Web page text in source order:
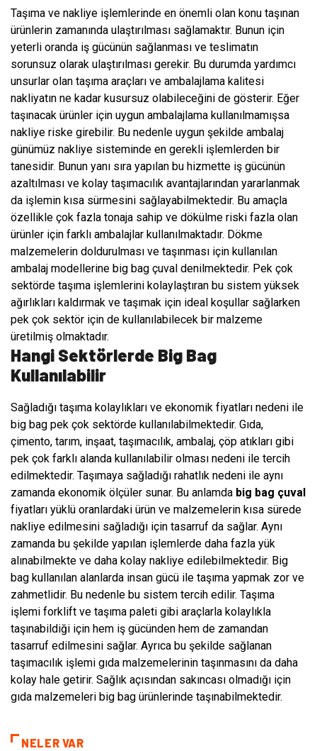
Taşıma ve nakliye işlemlerinde en önemli olan konu taşınan
ürünlerin zamanında ulaştırılması sağlamaktır. Bunun için
yeterli oranda iş gücünün sağlanması ve teslimatın
sorunsuz olarak ulaştırılması gerekir. Bu durumda yardımcı
unsurlar olan taşıma araçları ve ambalajlama kalitesi
nakliyatın ne kadar kusursuz olabileceğini de gösterir. Eğer
taşınacak ürünler için uygun ambalajlama kullanılmamışsa
nakliye riske girebilir. Bu nedenle uygun şekilde ambalaj
günümüz nakliye sisteminde en gerekli işlemlerden bir
tanesidir. Bunun yanı sıra yapılan bu hizmette iş gücünün
azaltılması ve kolay taşımacılık avantajlarından yararlanmak
da işlemin kısa sürmesini sağlayabilmektedir. Bu amaçla
özellikle çok fazla tonaja sahip ve dökülme riski fazla olan
ürünler için farklı ambalajlar kullanılmaktadır. Dökme
malzemelerin doldurulması ve taşınması için kullanılan
ambalaj modellerine big bag çuval denilmektedir. Pek çok
sektörde taşıma işlemlerini kolaylaştıran bu sistem yüksek
ağırlıkları kaldırmak ve taşımak için ideal koşullar sağlarken
pek çok sektör için de kullanılabilecek bir malzeme
üretilmiş olmaktadır.
Hangi Sektörlerde Big Bag
Kullanılabilir
Sağladığı taşıma kolaylıkları ve ekonomik fiyatları nedeni ile
big bag pek çok sektörde kullanılabilmektedir. Gıda,
çimento, tarım, inşaat, taşımacılık, ambalaj, çöp atıkları gibi
pek çok farklı alanda kullanılabilir olması nedeni ile tercih
edilmektedir. Taşımaya sağladığı rahatlık nedeni ile aynı
zamanda ekonomik ölçüler sunar. Bu anlamda big bag çuval
fiyatları yüklü oranlardaki ürün ve malzemelerin kısa sürede
nakliye edilmesini sağladığı için tasarruf da sağlar. Aynı
zamanda bu şekilde yapılan işlemlerde daha fazla yük
alınabilmekte ve daha kolay nakliye edilebilmektedir. Big
bag kullanılan alanlarda insan gücü ile taşıma yapmak zor ve
zahmetlidir. Bu nedenle bu sistem tercih edilir. Taşıma
işlemi forklift ve taşıma paleti gibi araçlarla kolaylıkla
taşınabildiği için hem iş gücünden hem de zamandan
tasarruf edilmesini sağlar. Ayrıca bu şekilde sağlanan
taşımacılık işlemi gıda malzemelerinin taşınmasını da daha
kolay hale getirir. Sağlık açısından sakıncası olmadığı için
gıda malzemeleri big bag ürünlerinde taşınabilmektedir.
NELER VAR